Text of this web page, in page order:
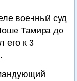
военный суд
Тамира до
его к 3